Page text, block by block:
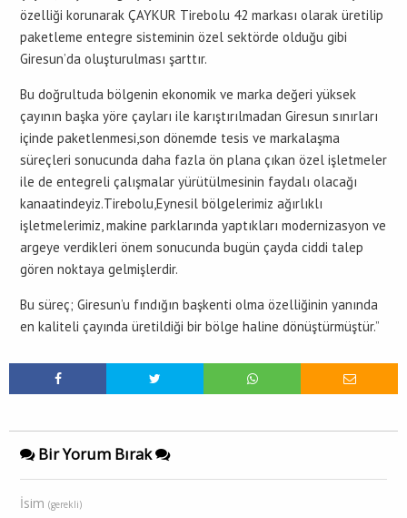
özelliği korunarak ÇAYKUR Tirebolu 42 markası olarak üretilip
paketleme entegre sisteminin özel sektörde olduğu gibi
Giresun’da oluşturulması şarttır.
Bu doğrultuda bölgenin ekonomik ve marka değeri yüksek
çayının başka yöre çayları ile karıştırılmadan Giresun sınırları
içinde paketlenmesi,son dönemde tesis ve markalaşma
süreçleri sonucunda daha fazla ön plana çıkan özel işletmeler
ile de entegreli çalışmalar yürütülmesinin faydalı olacağı
kanaatindeyiz.Tirebolu,Eynesil bölgelerimiz ağırlıklı
işletmelerimiz, makine parklarında yaptıkları modernizasyon ve
argeye verdikleri önem sonucunda bugün çayda ciddi talep
gören noktaya gelmişlerdir.
Bu süreç; Giresun’u fındığın başkenti olma özelliğinin yanında
en kaliteli çayında üretildiği bir bölge haline dönüştürmüştür.”
Bir Yorum Bırak
İsim (gerekli)